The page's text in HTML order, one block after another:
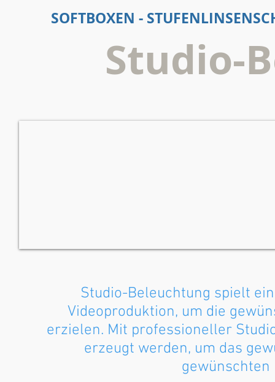
SOFTBOXEN -
Studio-
Studio-Beleuchtung spielt
Videoproduktion, um die
erzielen. Mit professioneller
erzeugt werden, um das